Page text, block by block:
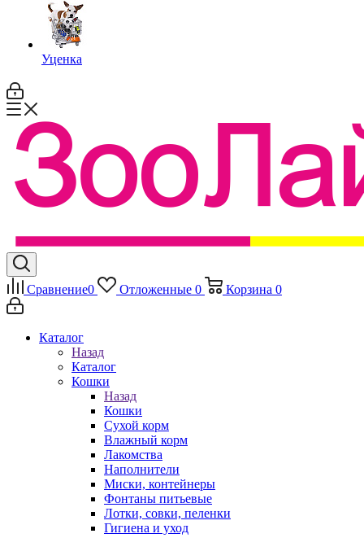
Уценка
Сравнение0 Отложенные 0 Корзина 0
Каталог
Назад
Каталог
Кошки
Назад
Кошки
Сухой корм
Влажный корм
Лакомства
Наполнители
Миски, контейнеры
Фонтаны питьевые
Лотки, совки, пеленки
Гигиена и уход